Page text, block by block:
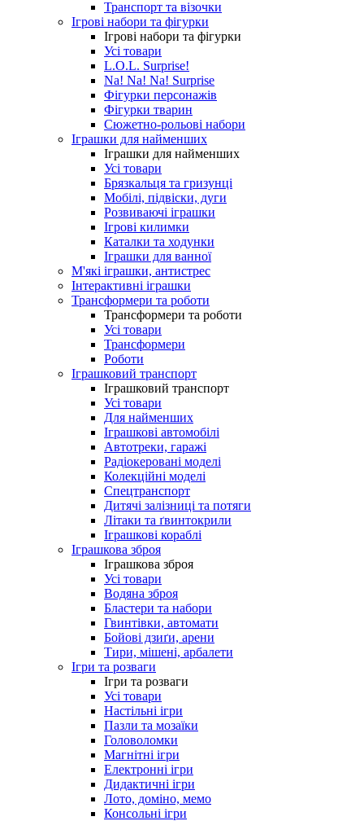
Транспорт та візочки
Ігрові набори та фігурки
Ігрові набори та фігурки
Усі товари
L.O.L. Surprise!
Na! Na! Na! Surprise
Фігурки персонажів
Фігурки тварин
Сюжетно-рольові набори
Іграшки для найменших
Іграшки для найменших
Усі товари
Брязкальця та гризунці
Мобілі, підвіски, дуги
Розвиваючі іграшки
Ігрові килимки
Каталки та ходунки
Іграшки для ванної
М'які іграшки, антистрес
Інтерактивні іграшки
Трансформери та роботи
Трансформери та роботи
Усі товари
Трансформери
Роботи
Іграшковий транспорт
Іграшковий транспорт
Усі товари
Для найменших
Іграшкові автомобілі
Автотреки, гаражі
Радіокеровані моделі
Колекційні моделі
Спецтранспорт
Дитячі залізниці та потяги
Літаки та ґвинтокрили
Іграшкові кораблі
Іграшкова зброя
Іграшкова зброя
Усі товари
Водяна зброя
Бластери та набори
Гвинтівки, автомати
Бойові дзиґи, арени
Тири, мішені, арбалети
Ігри та розваги
Ігри та розваги
Усі товари
Настільні ігри
Пазли та мозаїки
Головоломки
Магнітні ігри
Електронні ігри
Дидактичні ігри
Лото, доміно, мемо
Консольні ігри